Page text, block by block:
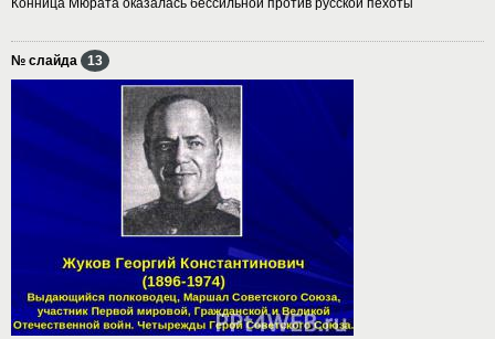
№ слайда 13